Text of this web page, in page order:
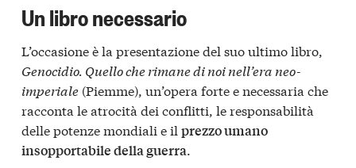
Un libro necessario
L’occasione è la presentazione del suo ultimo libro,
Genocidio. Quello che rimane di noi nell’era neo-
imperiale (Piemme), un’opera forte e necessaria che
racconta le atrocità dei conflitti, le responsabilità
delle potenze mondiali e il prezzo umano
insopportabile della guerra.